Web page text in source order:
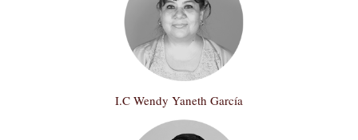
I.C Wendy Yaneth García